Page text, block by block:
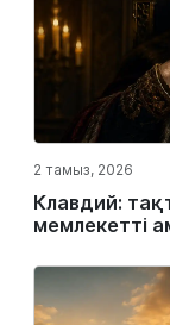
2 тамыз, 2026
Клавдий:
мемлекетті